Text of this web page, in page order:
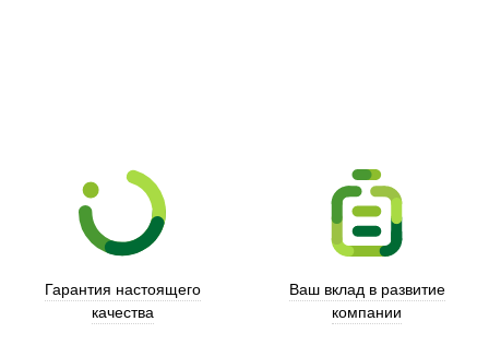
Гарантия настоящего
качества
Ваш вклад в развитие
компании